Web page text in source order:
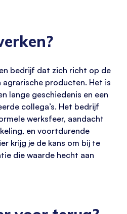
bedrijf dat zich richt op de
producten. Het is
lange geschiedenis en een
collega’s. Het bedrijf
werksfeer, aandacht
en voortdurende
krijg je de kans om bij te
die waarde hecht aan